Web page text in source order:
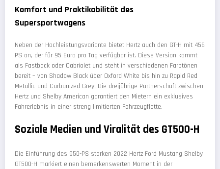
Komfort und Praktikabilität des
Supersportwagens
Neben der Hochleistungsvariante bietet Hertz auch den GT-H mit 456
PS an, der für 95 Euro pro Tag verfügbar ist. Diese Version kommt
als Fastback oder Cabriolet und steht in verschiedenen Farbtönen
bereit – von Shadow Black über Oxford White bis hin zu Rapid Red
Metallic und Carbonized Grey. Die dreijährige Partnerschaft zwischen
Hertz und Shelby American garantiert den Mietern ein exklusives
Fahrerlebnis in einer streng limitierten Fahrzeugflotte.
Soziale Medien und Viralität des GT500-H
Die Einführung des 950-PS starken 2022 Hertz Ford Mustang Shelby
GT500-H markiert einen bemerkenswerten Moment in der